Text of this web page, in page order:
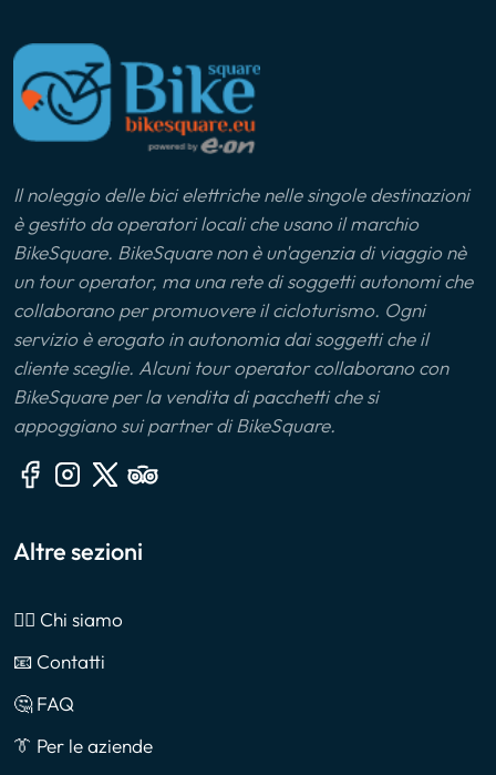
Il noleggio delle bici elettriche nelle singole destinazioni
è gestito da operatori locali che usano il marchio
BikeSquare. BikeSquare non è un'agenzia di viaggio nè
un tour operator, ma una rete di soggetti autonomi che
collaborano per promuovere il cicloturismo. Ogni
servizio è erogato in autonomia dai soggetti che il
cliente sceglie. Alcuni tour operator collaborano con
BikeSquare per la vendita di pacchetti che si
appoggiano sui partner di BikeSquare.
Altre sezioni
🙎‍♂️ Chi siamo
📧 Contatti
🤔 FAQ
👔 Per le aziende